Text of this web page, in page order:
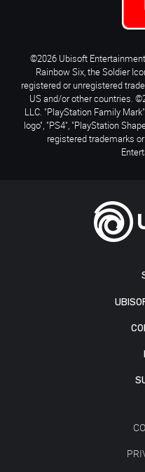
©2026 Ubisoft
Rainbow Six, the Soldier
registered or unregistered
US and/or other countries.
LLC. "PlayStation Family
logo", "PS4", "PlayStation
registered trademarks